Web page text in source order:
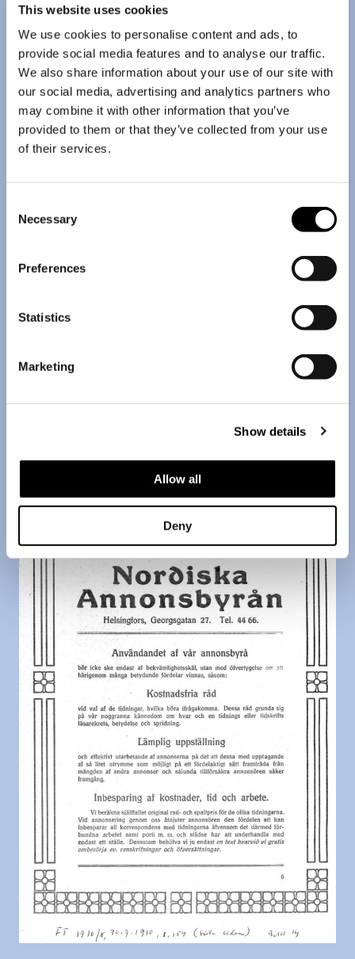
This website uses cookies
We use cookies to personalise content and ads, to
provide social media features and to analyse our traffic.
We also share information about your use of our site with
our social media, advertising and analytics partners who
may combine it with other information that you’ve
provided to them or that they’ve collected from your use
of their services.
Selection
Necessary
Preferences
Statistics
Marketing
Show details
Allow all
Deny